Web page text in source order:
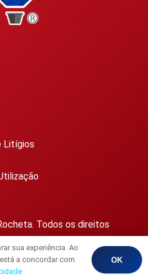
Litígios
Todos os direitos
1718
sua experiência. Ao
a concordar com
OK